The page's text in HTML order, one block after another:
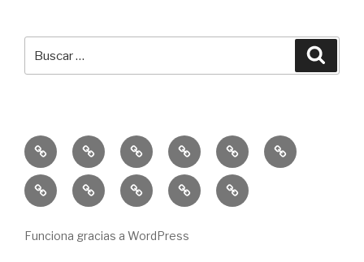
Inicio
Entrenamiento
Personal
Entrenamiento
Funcional
ConsejosServicioEquipo
SR
Educación
Física
Publicaciones
–
10k
Solidaria
Un
Reto
Sprint
Trail
Funciona gracias a WordPress